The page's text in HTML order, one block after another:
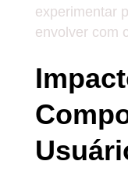
experimentar
envolver com